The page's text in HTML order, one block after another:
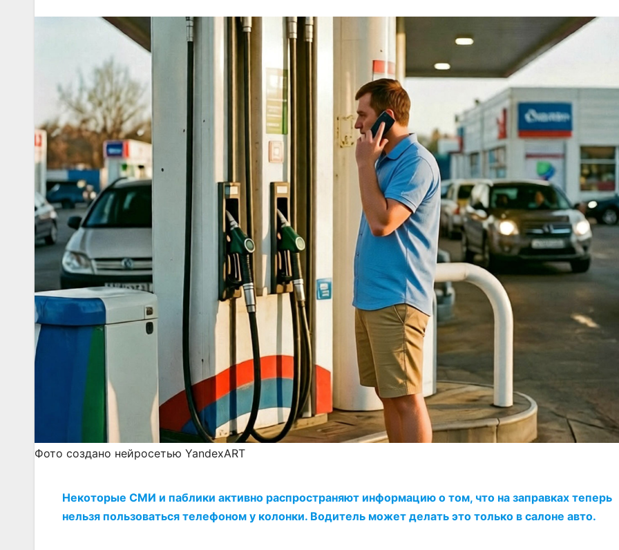
Фото создано нейросетью YandexART
Некоторые СМИ и паблики активно распространяют информацию о том, что на заправках теперь
нельзя пользоваться телефоном у колонки. Водитель может делать это только в салоне авто.